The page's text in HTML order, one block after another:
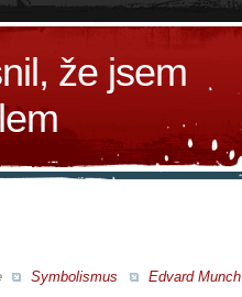
že jsem
Symbolismus Edvard Munch